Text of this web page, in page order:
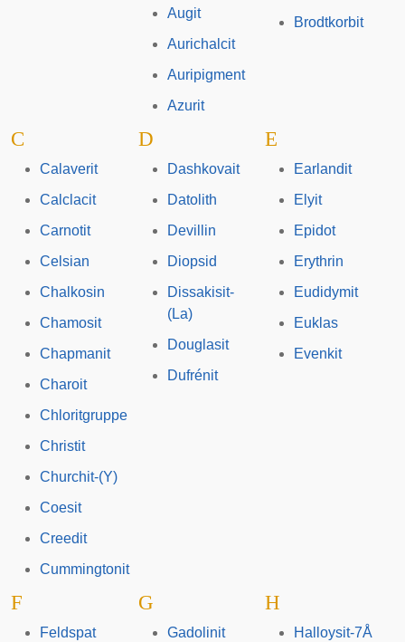
Augit
Aurichalcit
Auripigment
Azurit
Brodtkorbit
C
Calaverit
Calclacit
Carnotit
Celsian
Chalkosin
Chamosit
Chapmanit
Charoit
Chloritgruppe
Christit
Churchit-(Y)
Coesit
Creedit
Cummingtonit
D
Dashkovait
Datolith
Devillin
Diopsid
Dissakisit-
(La)
Douglasit
Dufrénit
E
Earlandit
Elyit
Epidot
Erythrin
Eudidymit
Euklas
Evenkit
F
Feldspat
G
Gadolinit
H
Halloysit-7Å